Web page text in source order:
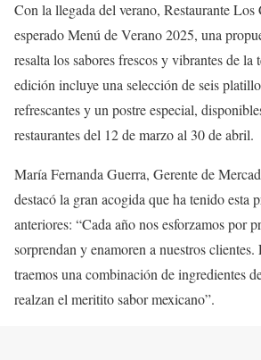
Con la llegada del verano, Restaurante Los
esperado Menú de Verano 2025, una
resalta los sabores frescos y vibrantes de la
edición incluye una selección de seis
refrescantes y un postre especial,
restaurantes del 12 de marzo al 30 de abril.
María Fernanda Guerra, Gerente de
destacó la gran acogida que ha tenido esta
anteriores: “Cada año nos esforzamos por
sorprendan y enamoren a nuestros clientes.
traemos una combinación de ingredientes
realzan el meritito sabor mexicano”.